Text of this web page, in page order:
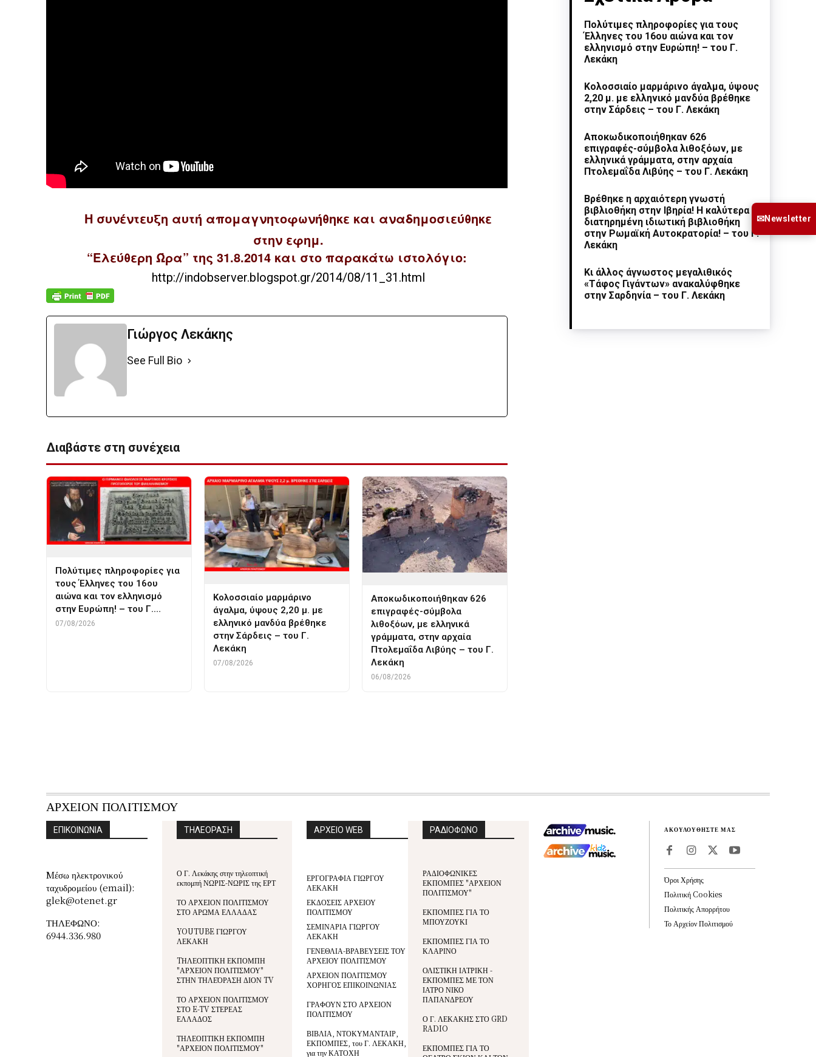
Η συνέντευξη αυτή απομαγνητοφωνήθηκε και αναδημοσιεύθηκε
στην εφημ.
“Ελεύθερη Ώρα” της 31.8.2014 και στο παρακάτω ιστολόγιο:
http://indobserver.blogspot.gr/2014/08/11_31.html
Γιώργος Λεκάκης
See Full Bio
Διαβάστε στη συνέχεια
Πολύτιμες πληροφορίες για
τους Έλληνες του 16ου
αιώνα και τον ελληνισμό
στην Ευρώπη! – του Γ.…
07/08/2026
Κολοσσιαίο μαρμάρινο
άγαλμα, ύψους 2,20 μ. με
ελληνικό μανδύα βρέθηκε
στην Σάρδεις – του Γ.
Λεκάκη
07/08/2026
Αποκωδικοποιήθηκαν 626
επιγραφές-σύμβολα
λιθοξόων, με ελληνικά
γράμματα, στην αρχαία
Πτολεμαΐδα Λιβύης – του Γ.
Λεκάκη
06/08/2026
Πολύτιμες πληροφορίες για τους
Έλληνες του 16ου αιώνα και τον
ελληνισμό στην Ευρώπη! – του Γ.
Λεκάκη
Κολοσσιαίο μαρμάρινο άγαλμα, ύψους
2,20 μ. με ελληνικό μανδύα βρέθηκε
στην Σάρδεις – του Γ. Λεκάκη
Αποκωδικοποιήθηκαν 626
επιγραφές-σύμβολα λιθοξόων, με
ελληνικά γράμματα, στην αρχαία
Πτολεμαΐδα Λιβύης – του Γ. Λεκάκη
Βρέθηκε η αρχαιότερη γνωστή
βιβλιοθήκη στην Ιβηρία! Η καλύτερα
διατηρημένη ιδιωτική βιβλιοθήκη
στην Ρωμαϊκή Αυτοκρατορία! – του Γ.
Λεκάκη
Κι άλλος άγνωστος μεγαλιθικός
«Τάφος Γιγάντων» ανακαλύφθηκε
στην Σαρδηνία – του Γ. Λεκάκη
ΑΡΧΕΙΟΝ ΠΟΛΙΤΙΣΜΟΥ
ΕΠΙΚΟΙΝΩΝΙΑ
Mέσω ηλεκτρονικού
ταχυδρομείου (email):
glek@otenet.gr
ΤΗΛΕΦΩΝΟ:
6944.336.980
ΤΗΛΕΟΡΑΣΗ
Ο Γ. Λεκάκης στην τηλεοπτική
εκπομπή ΝΩΡΙΣ-ΝΩΡΙΣ της ΕΡΤ
ΤΟ ΑΡΧΕΙΟΝ ΠΟΛΙΤΙΣΜΟΥ
ΣΤΟ ΑΡΩΜΑ ΕΛΛΑΔΑΣ
YOUTUBE ΓΙΩΡΓΟΥ
ΛΕΚΑΚΗ
TΗΛΕΟΠΤΙΚΗ ΕΚΠΟΜΠΗ
"ΑΡΧΕΙΟΝ ΠΟΛΙΤΙΣΜΟΥ"
ΣΤΗΝ ΤΗΛΕΌΡΑΣΗ ΔΙΟΝ TV
ΤΟ ΑΡΧΕΙΟΝ ΠΟΛΙΤΙΣΜΟΥ
ΣΤΟ E-TV ΣΤΕΡΕΑΣ
ΕΛΛΑΔΟΣ
ΤΗΛΕΟΠΤΙΚΗ ΕΚΠΟΜΠΗ
"ΑΡΧΕΙΟΝ ΠΟΛΙΤΙΣΜΟΥ"
ΑΡΧΕΙΟ WEB
ΕΡΓΟΓΡΑΦΙΑ ΓΙΩΡΓΟΥ
ΛΕΚΑΚΗ
ΕΚΔΟΣΕΙΣ ΑΡΧΕΙΟΥ
ΠΟΛΙΤΙΣΜΟΥ
ΣΕΜΙΝΑΡΙΑ ΓΙΩΡΓΟΥ
ΛΕΚΑΚΗ
ΓΕΝΕΘΛΙΑ-ΒΡΑΒΕΥΣΕΙΣ ΤΟΥ
ΑΡΧΕΙΟΥ ΠΟΛΙΤΙΣΜΟΥ
ΑΡΧΕΙΟΝ ΠΟΛΙΤΙΣΜΟΥ
ΧΟΡΗΓΟΣ ΕΠΙΚΟΙΝΩΝΙΑΣ
ΓΡΑΦΟΥΝ ΣΤΟ ΑΡΧΕΙΟΝ
ΠΟΛΙΤΙΣΜΟΥ
ΒΙΒΛΙΑ, ΝΤΟΚΥΜΑΝΤΑΙΡ,
ΕΚΠΟΜΠΕΣ, του Γ. ΛΕΚΑΚΗ,
για την ΚΑΤΟΧΗ
ΡΑΔΙΟΦΩΝΟ
ΡΑΔΙΟΦΩΝΙΚΕΣ
ΕΚΠΟΜΠΕΣ "ΑΡΧΕΙΟΝ
ΠΟΛΙΤΙΣΜΟΥ"
ΕΚΠΟΜΠΕΣ ΓΙΑ ΤΟ
ΜΠΟΥΖΟΥΚΙ
ΕΚΠΟΜΠΕΣ ΓΙΑ ΤΟ
ΚΛΑΡΙΝΟ
ΟΛΙΣΤΙΚΗ ΙΑΤΡΙΚΗ -
ΕΚΠΟΜΠΕΣ ΜΕ ΤΟΝ
ΙΑΤΡΟ ΝΙΚΟ
ΠΑΠΑΝΔΡΕΟΥ
Ο Γ. ΛΕΚΑΚΗΣ ΣΤΟ GRD
RADIO
ΕΚΠΟΜΠΕΣ ΓΙΑ ΤΟ
ΑΚΟΥΛΟΥΘΗΣΤΕ ΜΑΣ
Όροι Χρήσης
Πολιτική Cookies
Πολιτικής Απορρήτου
Το Αρχείον Πολιτισμού
✉Newsletter